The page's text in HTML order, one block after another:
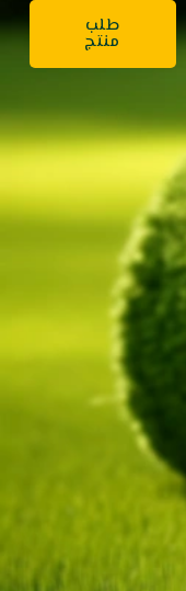
طلب
منتج